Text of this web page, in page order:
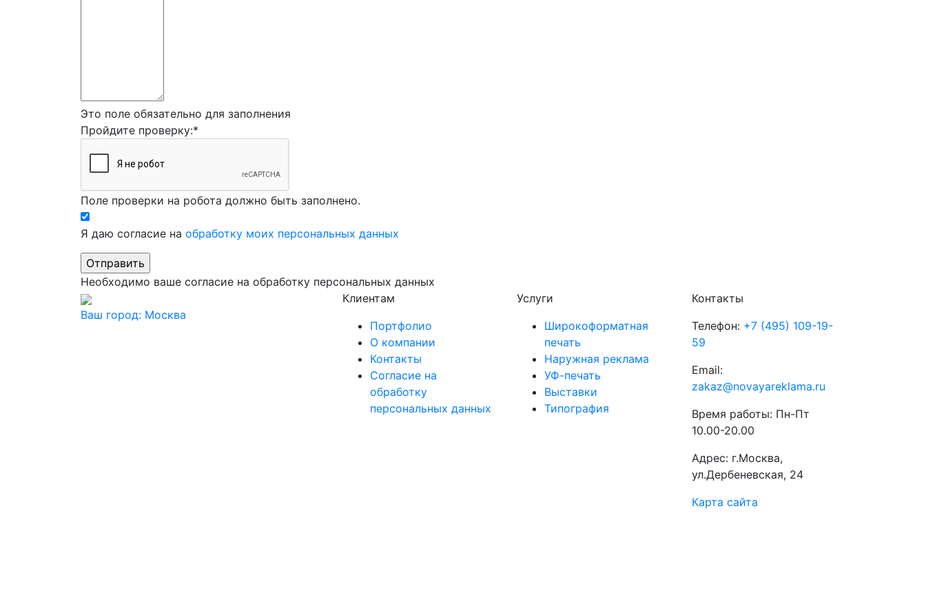
Это поле обязательно для заполнения
Пройдите проверку:*
Поле проверки на робота должно быть заполнено.
Я даю согласие на обработку моих персональных данных
Необходимо ваше согласие на обработку персональных данных
Ваш город: Москва
Клиентам
Портфолио
О компании
Контакты
Согласие на
обработку
персональных данных
Услуги
Широкоформатная
печать
Наружная реклама
УФ-печать
Выставки
Типография
Контакты
Телефон: +7 (495) 109-19-
59
Email:
zakaz@novayareklama.ru
Время работы: Пн-Пт
10.00-20.00
Адрес: г.Москва,
ул.Дербеневская, 24
Карта сайта